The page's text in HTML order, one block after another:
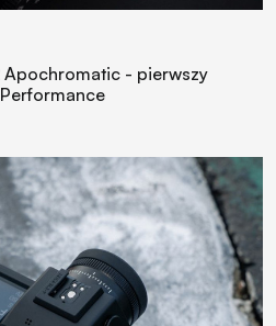
Apochromatic - pierwszy